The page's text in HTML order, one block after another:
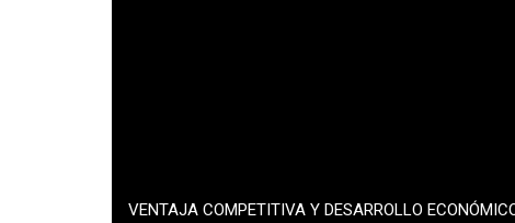
VENTAJA COMPETITIVA Y DESARROLLO